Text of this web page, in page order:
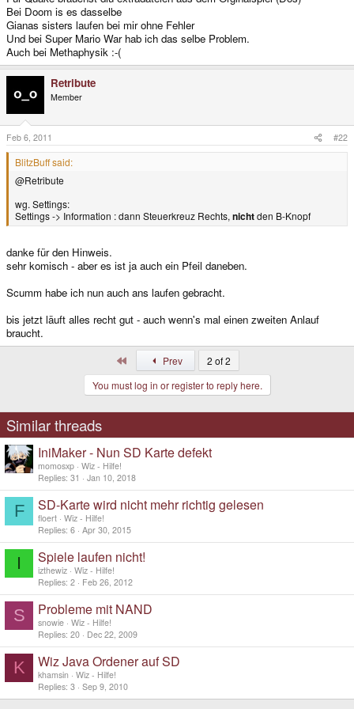
Bei Doom is es dasselbe
Gianas sisters laufen bei mir ohne Fehler
Und bei Super Mario War hab ich das selbe Problem.
Auch bei Methaphysik :-(
Retribute
Member
Feb 6, 2011 #22
BlitzBuff said:
@Retribute
wg. Settings:
Settings -> Information : dann Steuerkreuz Rechts, nichtden B-Knopf
danke für den Hinweis.
sehr komisch - aber es ist ja auch ein Pfeil daneben.
Scumm habe ich nun auch ans laufen gebracht.
bis jetzt läuft alles recht gut - auch wenn's mal einen zweiten Anlauf
braucht.
Prev
2 of 2
You must log in or register to reply here.
Similar threads
IniMaker - Nun SD Karte defekt
momosxp Wiz - Hilfe!
Replies 31 Jan 10, 2018
F SD-Karte wird nicht mehr richtig gelesen
floert Wiz - Hilfe!
Replies 6 Apr 30, 2015
I Spiele laufen nicht!
izthewiz Wiz - Hilfe!
Replies 2 Feb 26, 2012
S Probleme mit NAND
snowie Wiz - Hilfe!
Replies 20 Dec 22, 2009
K Wiz Java Ordener auf SD
khamsin
Wiz - Hilfe!
Replies 3 Sep 9, 2010